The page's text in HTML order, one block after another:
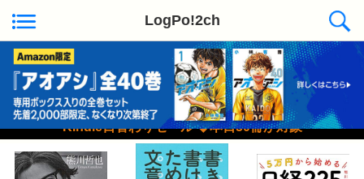
LogPo!2ch
Kindle日替わりセール ◆本日50冊が対象